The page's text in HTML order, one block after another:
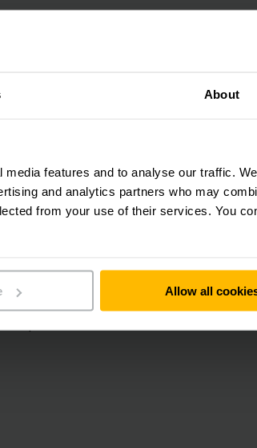
About
features and to analyse our traffic.
and analytics partners who may
from your use of their services. You
Allow all
se realiza en seis pasos de acuerdo